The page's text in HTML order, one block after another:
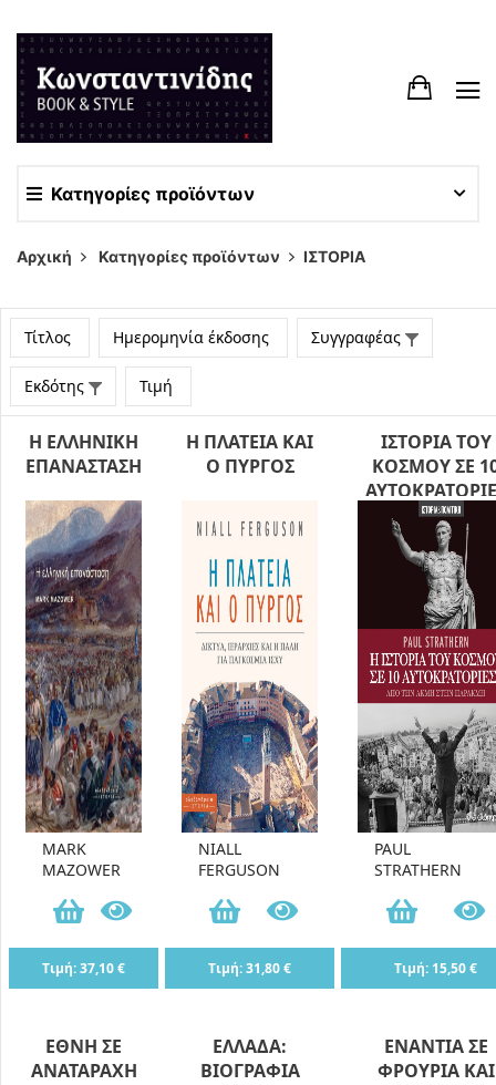
Κατηγορίες προϊόντων
Αρχική Κατηγορίες προϊόντων ΙΣΤΟΡΙΑ
Τίτλος Ημερομηνία έκδοσης Συγγραφέας
Εκδότης Τιμή
Η ΕΛΛΗΝΙΚΗ
ΕΠΑΝΑΣΤΑΣΗ
MARK
MAZOWER
Τιμή: 37,10 €
Η ΠΛΑΤΕΙΑ ΚΑΙ
Ο ΠΥΡΓΟΣ
NIALL
FERGUSON
Τιμή: 31,80 €
ΙΣΤΟΡΙΑ ΤΟΥ
ΚΟΣΜΟΥ ΣΕ
PAUL
STRATHERN
Τιμή: 15,50 €
ΕΘΝΗ ΣΕ
ΑΝΑΤΑΡΑΧΗ
ΕΛΛΑΔΑ:
ΒΙΟΓΡΑΦΙΑ
ΕΝΑΝΤΙΑ ΣΕ
ΦΡΟΥΡΙΑ ΚΑΙ